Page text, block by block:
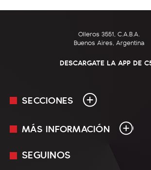
Olleros 3551, C.A.B.A.
Buenos Aires, Argentina
DESCARGATE LA APP DE
SECCIONES
En Vivo
MÁS INFORMACIÓN
Mediakit
SEGUINOS